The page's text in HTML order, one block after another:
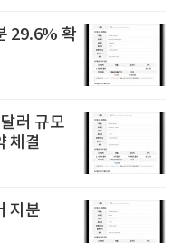
29.6% 확
러 규모
체결
지분